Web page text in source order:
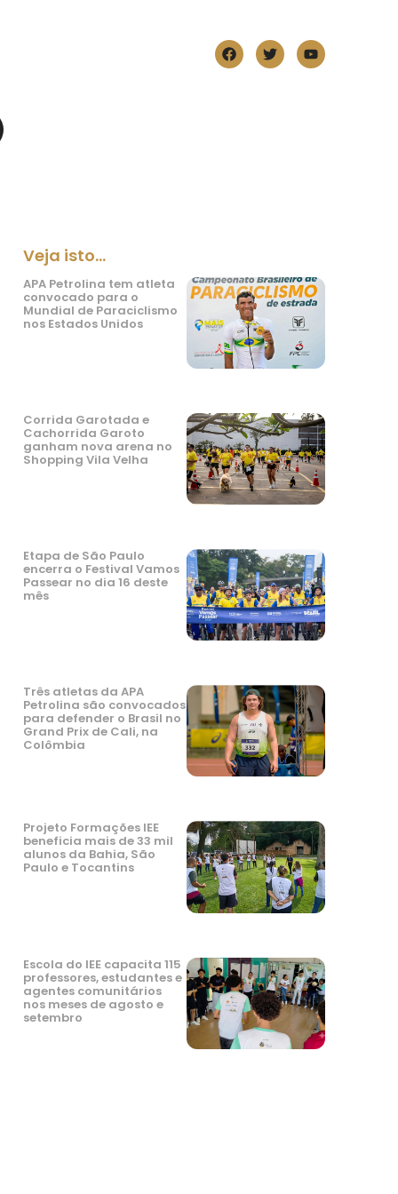
Veja isto...
APA Petrolina tem atleta
convocado para o
Mundial de Paraciclismo
nos Estados Unidos
Corrida Garotada e
Cachorrida Garoto
ganham nova arena no
Shopping Vila Velha
Etapa de São Paulo
encerra o Festival Vamos
Passear no dia 16 deste
mês
Três atletas da APA
Petrolina são convocados
para defender o Brasil no
Grand Prix de Cali, na
Colômbia
Projeto Formações IEE
beneficia mais de 33 mil
alunos da Bahia, São
Paulo e Tocantins
Escola do IEE capacita 115
professores, estudantes e
agentes comunitários
nos meses de agosto e
setembro